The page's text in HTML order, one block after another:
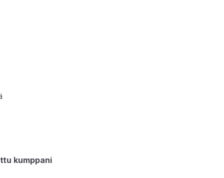
kumppani